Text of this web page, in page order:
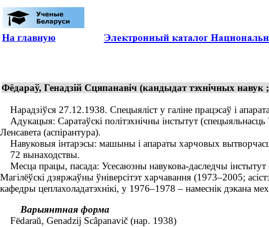
На главную
Фёдараў, Генадзій Сцяпанавіч (кандыдат тэхнічных
Нарадзіўся 27.12.1938. Спецыяліст у галіне працэсаў і
Адукацыя: Саратаўскі політэхнічны інстытут
Ленсавета (аспірантура).
Навуковыя інтарэсы: машыны і апараты харчовых
72 вынаходствы.
Месца працы, пасада: Усесаюзны навукова-даследчы інстытут
Магілёўскі дзяржаўны ўніверсітэт харчавання (1973–2005;
кафедры цеплахоладатэхнікі, у 1976–1978 – намеснік дэкана
Варыянтная форма
Fëdaraŭ, Genadzіj Scâpanavіč (нар. 1938)